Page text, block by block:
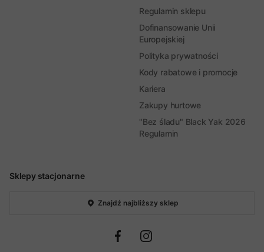
Sklepy stacjonarne
Znajdź najbliższy sklep
Regulamin sklepu
Dofinansowanie Unii
Europejskiej
Polityka prywatności
Kody rabatowe i promocje
Kariera
Zakupy hurtowe
"Bez śladu" Black Yak 2026
Regulamin